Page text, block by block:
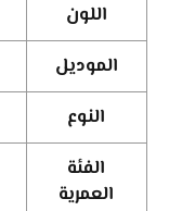
اللون
الموديل
النوع
الفئة
العمرية